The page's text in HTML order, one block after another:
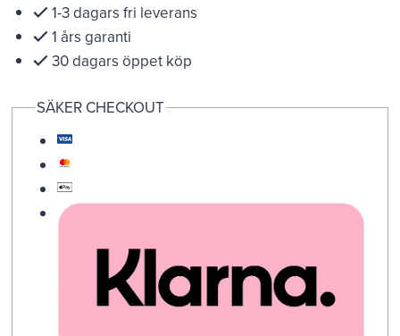
1-3 dagars fri leverans
1 års garanti
30 dagars öppet köp
SÄKER CHECKOUT